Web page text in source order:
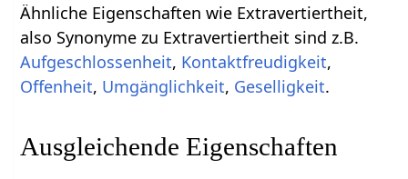
Ähnliche Eigenschaften wie Extravertiertheit,
also Synonyme zu Extravertiertheit sind z.B.
Aufgeschlossenheit, Kontaktfreudigkeit,
Offenheit, Umgänglichkeit, Geselligkeit.
Ausgleichende Eigenschaften